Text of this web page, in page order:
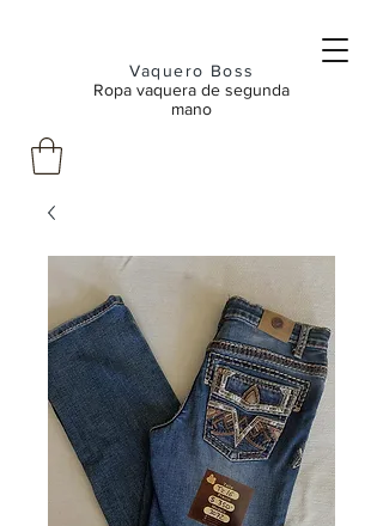
Vaquero Boss
Ropa vaquera de segunda
mano